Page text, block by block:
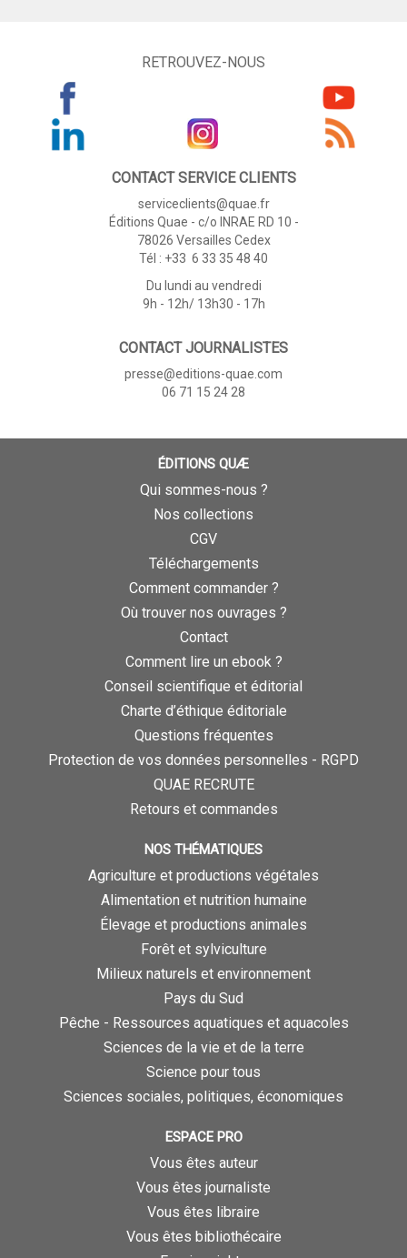
RETROUVEZ-NOUS
CONTACT SERVICE CLIENTS
serviceclients@quae.fr
Éditions Quae - c/o INRAE RD 10 -
78026 Versailles Cedex
Tél : +33 6 33 35 48 40
Du lundi au vendredi
9h - 12h/ 13h30 - 17h
CONTACT JOURNALISTES
presse@editions-quae.com
06 71 15 24 28
ÉDITIONS QUÆ
Qui sommes-nous ?
Nos collections
CGV
Téléchargements
Comment commander ?
Où trouver nos ouvrages ?
Contact
Comment lire un ebook ?
Conseil scientifique et éditorial
Charte d’éthique éditoriale
Questions fréquentes
Protection de vos données personnelles - RGPD
QUAE RECRUTE
Retours et commandes
NOS THÉMATIQUES
Agriculture et productions végétales
Alimentation et nutrition humaine
Élevage et productions animales
Forêt et sylviculture
Milieux naturels et environnement
Pays du Sud
Pêche - Ressources aquatiques et aquacoles
Sciences de la vie et de la terre
Science pour tous
Sciences sociales, politiques, économiques
ESPACE PRO
Vous êtes auteur
Vous êtes journaliste
Vous êtes libraire
Vous êtes bibliothécaire